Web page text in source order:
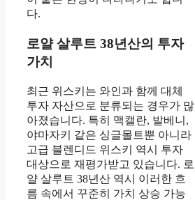
다.
로얄 살루트 38년산의 투자
가치
최근 위스키는 와인과 함께 대체
투자 자산으로 분류되는 경우가 많
아졌습니다. 특히 맥캘란, 발베니,
야마자키 같은 싱글몰트뿐 아니라
고급 블렌디드 위스키 역시 투자
대상으로 재평가받고 있습니다. 로
얄 살루트 38년산 역시 이러한 흐
름 속에서 꾸준히 가치 상승 가능